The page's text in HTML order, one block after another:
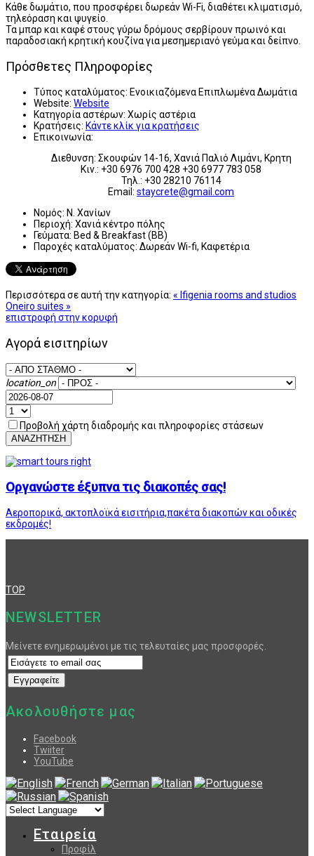
Κάθε δωμάτιο, που προσφέρει δωρεάν Wi-Fi, διαθέτει κλιματισμό,
τηλεόραση και ψυγείο.
Τα μπαρ και καφέ στους γύρω δρόμους σερβίρουν πρωινό και
παραδοσιακή κρητική κουζίνα για μεσημεριανό γεύμα και δείπνο.
Πρόσθετες Πληροφορίες
Τύπος καταλύματος: Ενοικιαζόμενα Επιπλωμένα Δωμάτια
Website: Website
Κατηγορία αστέρων: Χωρίς αστέρια
Κρατήσεις: Κάντε κλίκ για κρατήσεις
Επικοινωνία:
Διεθυνση: Σκουφών 14-16, Χανιά Παλιό Λιμάνι, Κρητη
Κιν.: +30 6976 700 428 +30 6977 783 058
Τηλ.: +30 28210 76114
Email: staycrete@gmail.com
Νομός: Ν. Χανίων
Περιοχή: Χανιά κέντρο πόλης
Γεύματα: Bed & Breakfast (BB)
Παροχές καταλύματος: Δωρεάν Wi-fi, Καφετέρια
Περισσότερα σε αυτή την κατηγορία: « Ifigenia rooms and studios
Oneiro suites »
επιστροφή στην κορυφή
Αγορά εισιτηρίων
location_on
Προβολή χάρτη διαδρομής και πληροφορίες στάσεων
ΑΝΑΖΗΤΗΣΗ
Οργανώστε έξυπνα τις διακοπές σας!
Αεροπορικά, ακτοπλοϊκά εισιτήρια,πακέτα διακοπών και οδικές
εκδρομές!
TOP
NEWSLETTER
Μείνετε ενημερωμένοι με τις τελευταίες μας προσφορές.
Ακολουθήστε μας
Facebook
Twiiter
YouTube
Εταιρεία
Προφίλ